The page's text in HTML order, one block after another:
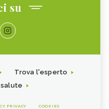
su
Trova l'esperto
PRIVACY COOKIES